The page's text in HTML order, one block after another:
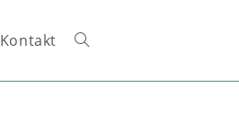
Kontakt Website-